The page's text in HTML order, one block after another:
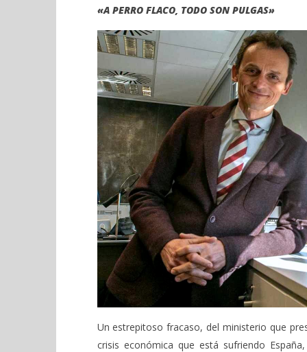
«A PERRO FLACO, TODO SON PULGAS»
Un estrepitoso fracaso, del ministerio que
crisis económica que está sufriendo